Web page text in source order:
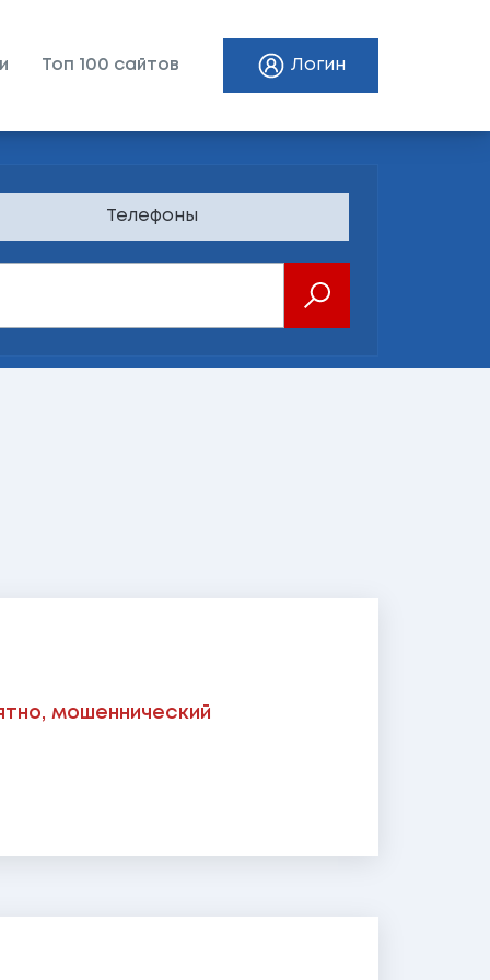
Топ 100 сайтов Логин
Телефоны
мошеннический